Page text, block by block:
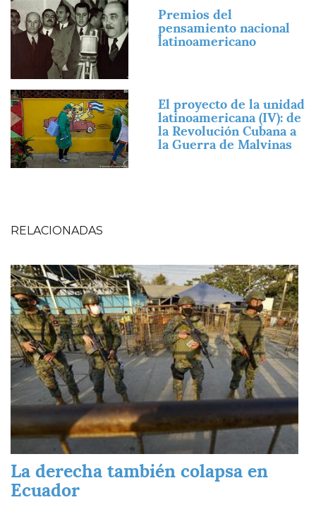
Imagen
Premios del
pensamiento nacional
latinoamericano
Imagen
El proyecto de la unidad
latinoamericana (IV): de
la Revolución Cubana a
la Guerra de Malvinas
RELACIONADAS
Imagen
La derecha también colapsa en
Ecuador